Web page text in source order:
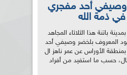
وصيفي أحد مفجري
في ذمة الله
باتنة هذا الثلاثاء المجاهد
المعروف بلخضر وصيفي أحد
بمنطقة الأوراس عن عمر ناهز ال
حسب ما استفيد من أفراد